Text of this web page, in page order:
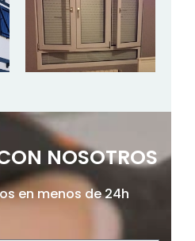
NOSOTROS
en menos de 24h